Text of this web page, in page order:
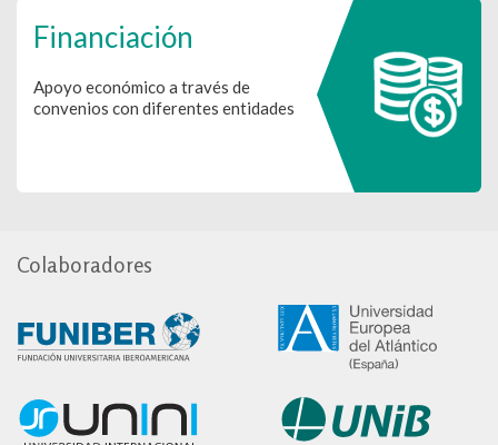
Financiación
Apoyo económico a través de
convenios con diferentes entidades
Colaboradores